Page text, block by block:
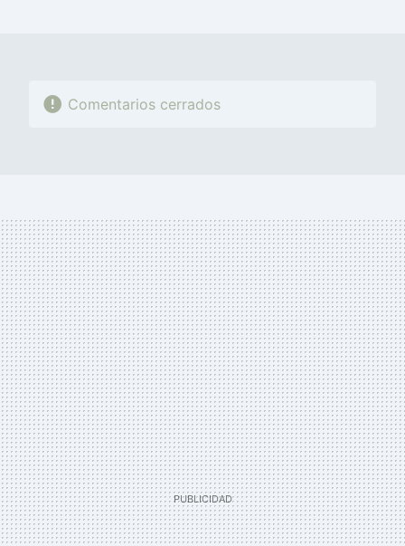
Comentarios cerrados